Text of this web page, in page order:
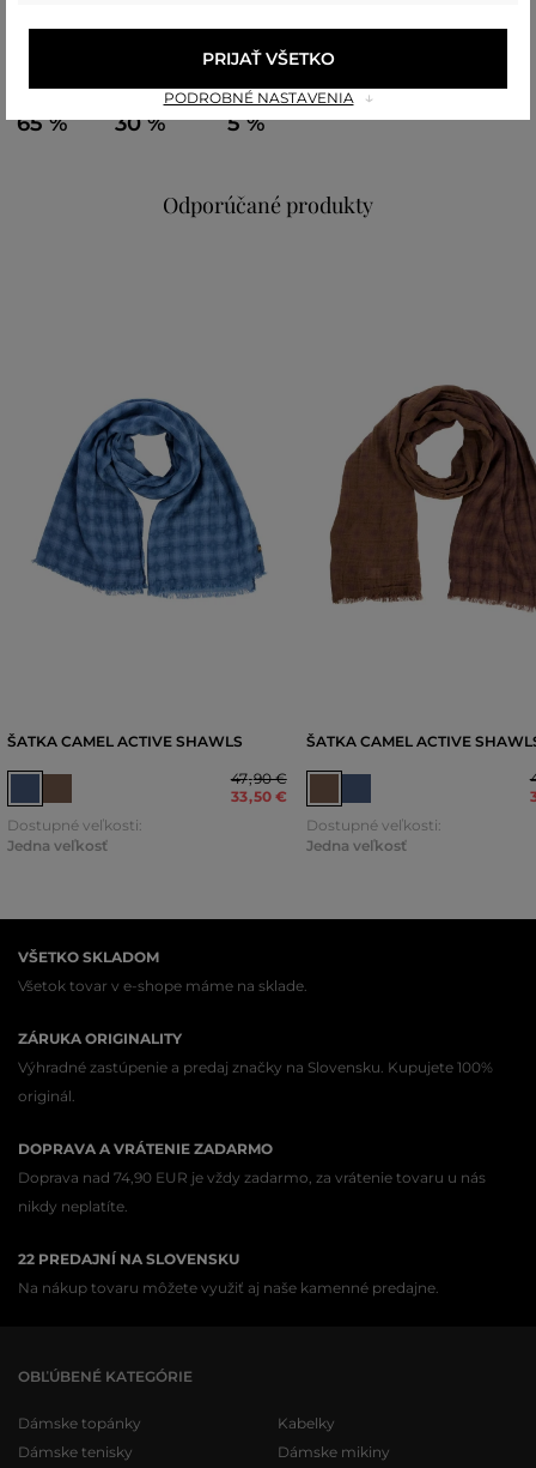
65 %
POLYAMID
30 %
ALPAKA
5 %
Odporúčané produkty
ŠATKA CAMEL ACTIVE SHAWLS
47,90 €
33,50 €
Dostupné veľkosti:
Jedna veľkosť
ŠATKA CAMEL ACTIVE
Dostupné veľkosti:
Jedna veľkosť
VŠETKO SKLADOM
Všetok tovar v e-shope máme na sklade.
ZÁRUKA ORIGINALITY
Výhradné zastúpenie a predaj značky na Slovensku. Kupujete 100%
originál.
DOPRAVA A VRÁTENIE ZADARMO
Doprava nad 74,90 EUR je vždy zadarmo, za vrátenie tovaru u nás
nikdy neplatíte.
22 PREDAJNÍ NA SLOVENSKU
Na nákup tovaru môžete využiť aj naše kamenné predajne.
OBĽÚBENÉ KATEGÓRIE
Dámske topánky
Dámske tenisky
Kabelky
Dámske mikiny
PODROBNÉ NASTAVENIA
PRIJAŤ VŠETKO